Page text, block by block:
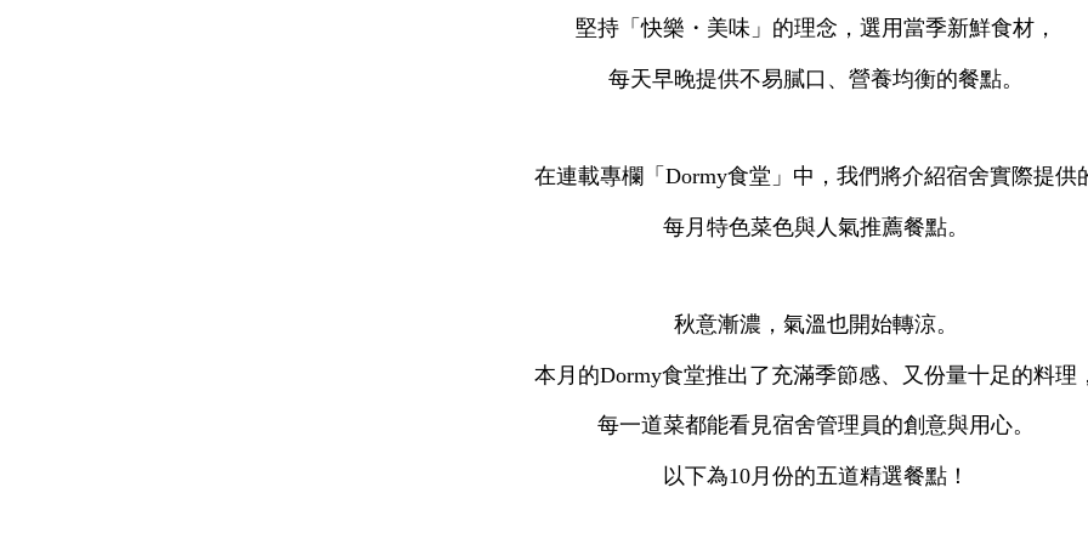
堅持「快樂・美味」的理念，選用當季新鮮食材，
每天早晚提供不易膩口、營養均衡的餐點。
在連載專欄「Dormy食堂」中，我們將介紹宿舍實際提供
每月特色菜色與人氣推薦餐點。
秋意漸濃，氣溫也開始轉涼。
本月的Dormy食堂推出了充滿季節感、又份量十足的料理
每一道菜都能看見宿舍管理員的創意與用心。
以下為10月份的五道精選餐點！